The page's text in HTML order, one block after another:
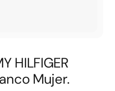
HILFIGER
Mujer.